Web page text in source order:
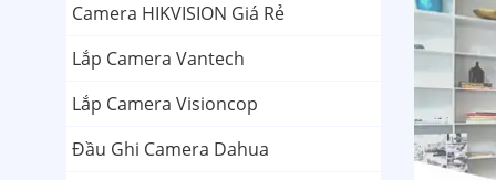
Camera HIKVISION Giá Rẻ
Lắp Camera Vantech
Lắp Camera Visioncop
Đầu Ghi Camera Dahua